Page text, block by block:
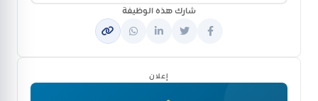
شارك هذه الوظيفة
إعلان